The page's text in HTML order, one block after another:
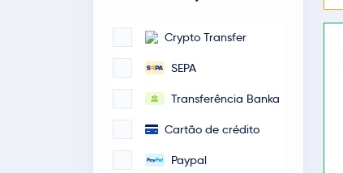
Crypto Transfer
SEPA
Transferência Banka
Cartão de crédito
Paypal